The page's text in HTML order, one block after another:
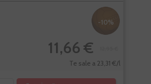
-10%
11,66 €
Te sale a 23,31 €/l